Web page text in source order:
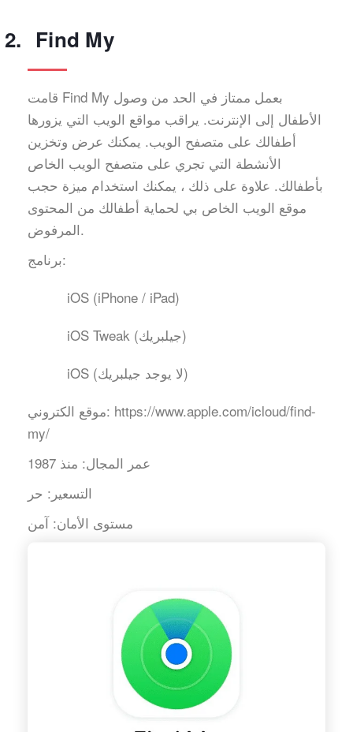
Find My
قامت Find My بعمل ممتاز في الحد من وصول
الأطفال إلى الإنترنت. يراقب مواقع الويب التي يزورها
أطفالك على متصفح الويب. يمكنك عرض وتخزين
الأنشطة التي تجري على متصفح الويب الخاص
بأطفالك. علاوة على ذلك ، يمكنك استخدام ميزة حجب
موقع الويب الخاص بي لحماية أطفالك من المحتوى
المرفوض.
برنامج:
iOS (iPhone / iPad)
iOS Tweak (جيلبريك)
iOS (لا يوجد جيلبريك)
موقع الكتروني: https://www.apple.com/icloud/find-
my/
عمر المجال: منذ 1987
التسعير: حر
مستوى الأمان: آمن